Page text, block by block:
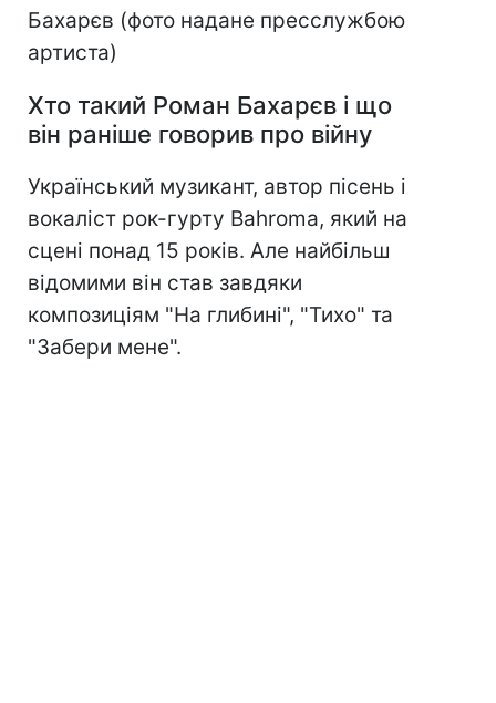
Бахарєв (фото надане пресслужбою
артиста)
Хто такий Роман Бахарєв і що
він раніше говорив про війну
Український музикант, автор пісень і
вокаліст рок-гурту Bahroma, який на
сцені понад 15 років. Але найбільш
відомими він став завдяки
композиціям "На глибині", "Тихо" та
"Забери мене".